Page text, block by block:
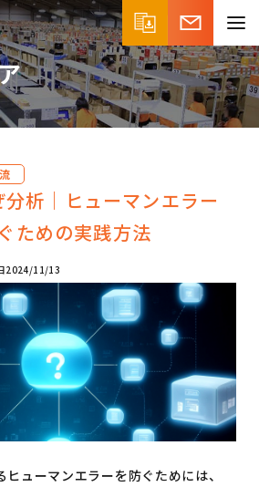
析｜ヒューマンエラー
ための実践方法
2024/11/13
ューマンエラーを防ぐためには、